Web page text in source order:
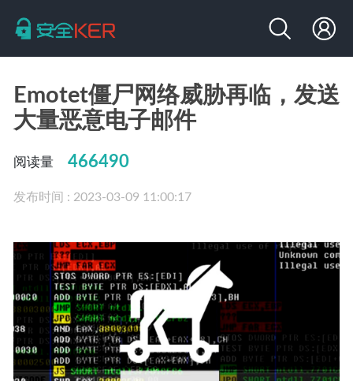
Emotet僵尸网络威胁再临，发送
大量恶意电子邮件
阅读量 466490
发布时间 : 2023-03-09 11:00:17